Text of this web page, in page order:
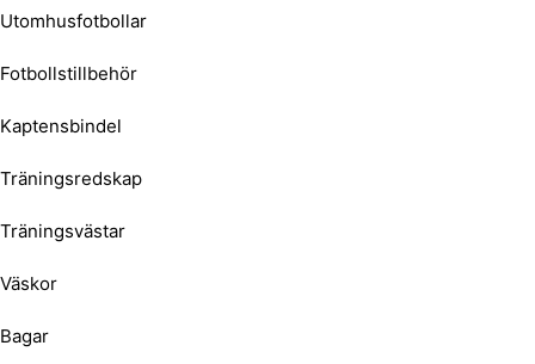
Utomhusfotbollar
Fotbollstillbehör
Kaptensbindel
Träningsredskap
Träningsvästar
Väskor
Bagar